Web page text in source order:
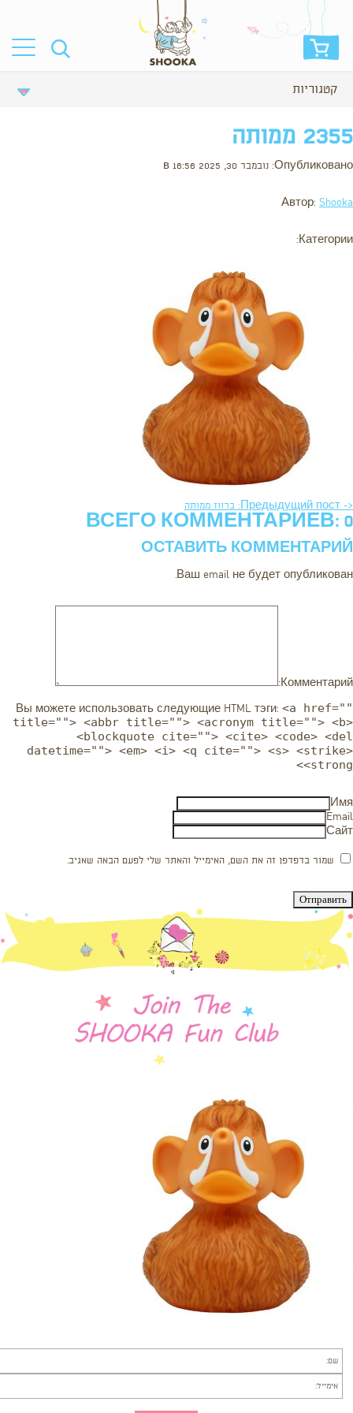
קטגוריות
2355 ממותה
Опубликовано: נובמבר 30, 2025 в 16:56
Автор: Shooka
Категории:
<- Предыдущий пост: ברווז ממותה
ВСЕГО КОММЕНТАРИЕВ: 0
ОСТАВИТЬ КОММЕНТАРИЙ
Ваш email не будет опубликован.
Комментарий:
Вы можете использовать следующие HTML тэги: <a href=""
title=""> <abbr title=""> <acronym title=""> <b>
<blockquote cite=""> <cite> <code> <del
datetime=""> <em> <i> <q cite=""> <s> <strike>
<strong>
Имя
Email
Сайт
שמור בדפדפן זה את השם, האימייל והאתר שלי לפעם הבאה שאגיב.